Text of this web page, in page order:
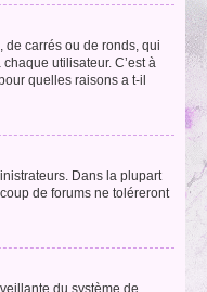
de carrés ou de ronds, qui
utilisateur. C’est à
quelles raisons a t-il
Dans la plupart
de forums ne toléreront
du système de